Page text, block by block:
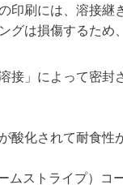
刷には、溶接
は損傷するため
」によって密
化されて耐食
ストライプ）